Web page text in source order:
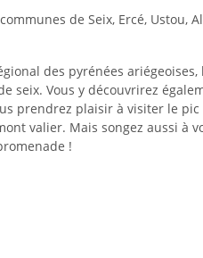
de Seix, Ercé, Ustou,
des pyrénées
seix. Vous y découvrirez
prendrez plaisir à visiter le
valier. Mais songez aussi à
!